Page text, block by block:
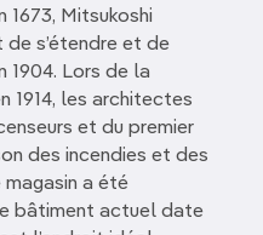
1673, Mitsukoshi
s’étendre et de
1904. Lors de la
1914, les architectes
et du premier
des incendies et des
a été
bâtiment actuel date